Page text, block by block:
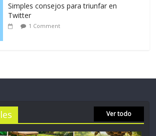
Simples consejos para triunfar en
Twitter
1 Comment
Ver todo